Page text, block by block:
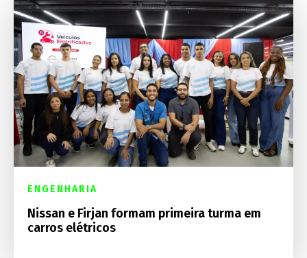
ENGENHARIA
Nissan e Firjan formam primeira turma em
carros elétricos